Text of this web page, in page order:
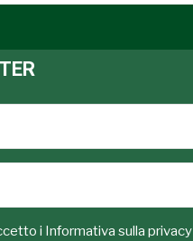
i Informativa sulla privacy